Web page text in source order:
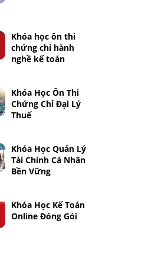
Khóa học ôn thi
chứng chỉ hành
nghề kế toán
Khóa Học Ôn Thi
Chứng Chỉ Đại Lý
Thuế
Khóa Học Quản Lý
Tài Chính Cá Nhân
Bền Vững
Khóa Học Kế Toán
Online Đóng Gói